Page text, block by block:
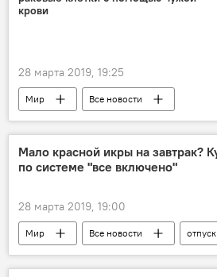
крови
28 марта 2019, 19:25
Мир
Все новости
Наука и технологии
рак
Мало красной икры на завтрак?
по системе "все включено"
28 марта 2019, 19:00
Мир Все новости
отпуск
Туризм